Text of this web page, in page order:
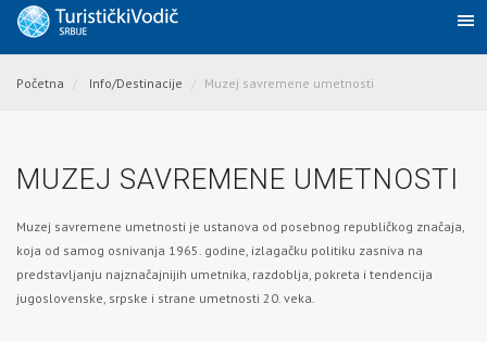
Početna Info/Destinacije Muzej savremene umetnosti
MUZEJ SAVREMENE UMETNOSTI
Muzej savremene umetnosti je ustanova od posebnog republičkog značaja,
koja od samog osnivanja 1965. godine, izlagačku politiku zasniva na
predstavljanju najznačajnijih umetnika, razdoblja, pokreta i tendencija
jugoslovenske, srpske i strane umetnosti 20. veka.